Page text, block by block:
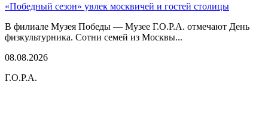
«Победный сезон» увлек москвичей и гостей столицы
В филиале Музея Победы — Музее Г.О.Р.А. отмечают День
физкультурника. Сотни семей из Москвы...
08.08.2026
Г.О.Р.А.